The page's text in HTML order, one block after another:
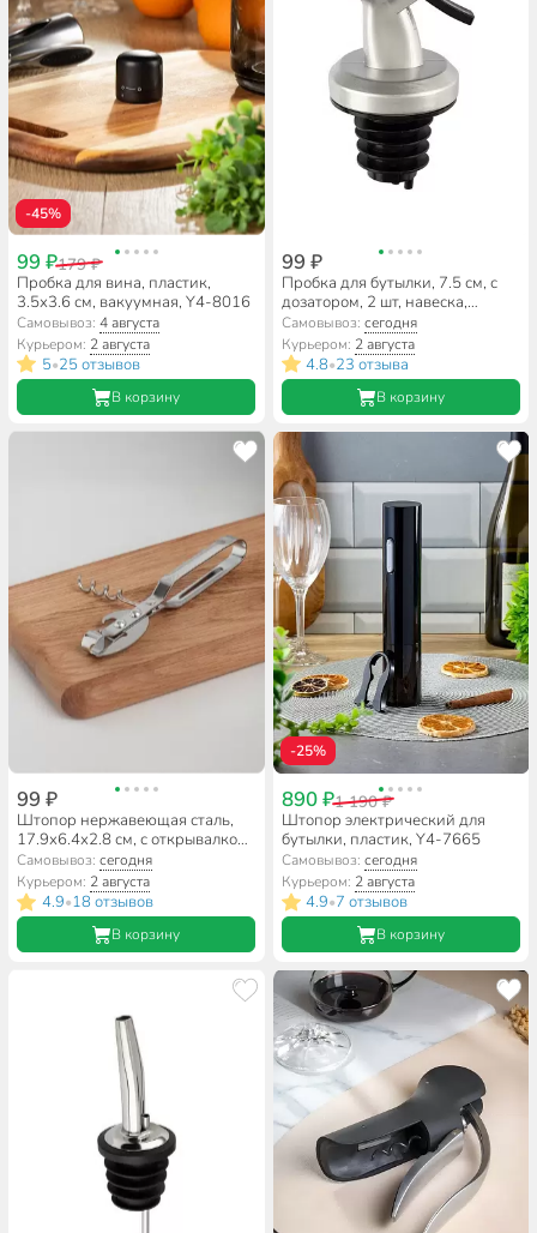
-45%
99 ₽179 ₽
Пробка для вина, пластик,
3.5х3.6 см, вакуумная, Y4-8016
Самовывоз:4 августа
Курьером: 2 августа
5•25 отзывов
В корзину
99 ₽
Пробка для бутылки, 7.5 см, с
дозатором, 2 шт, навеска,
Mallony, Oliva, 985988
Самовывоз: сегодня
Курьером: 2 августа
4.8•23 отзыва
В корзину
99 ₽
Штопор нержавеющая сталь,
17.9х6.4х2.8 см, с открывалкой
для консервов, навеска, Vetta,
882-145
Самовывоз:сегодня
Курьером: 2 августа
4.9•18 отзывов
В корзину
-25%
890 ₽1 190 ₽
Штопор электрический для
бутылки, пластик, Y4-7665
Самовывоз: сегодня
Курьером: 2 августа
4.9•7 отзывов
В корзину